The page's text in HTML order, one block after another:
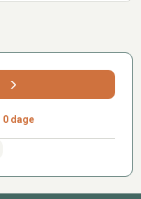
0 dage